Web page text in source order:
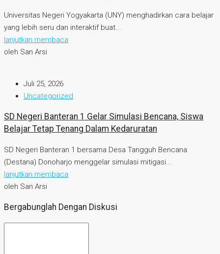
Universitas Negeri Yogyakarta (UNY) menghadirkan cara belajar
yang lebih seru dan interaktif buat...
lanjutkan membaca
oleh San Arsi
Juli 25, 2026
Uncategorized
SD Negeri Banteran 1 Gelar Simulasi Bencana, Siswa
Belajar Tetap Tenang Dalam Kedaruratan
SD Negeri Banteran 1 bersama Desa Tangguh Bencana
(Destana) Donoharjo menggelar simulasi mitigasi...
lanjutkan membaca
oleh San Arsi
Bergabunglah Dengan Diskusi